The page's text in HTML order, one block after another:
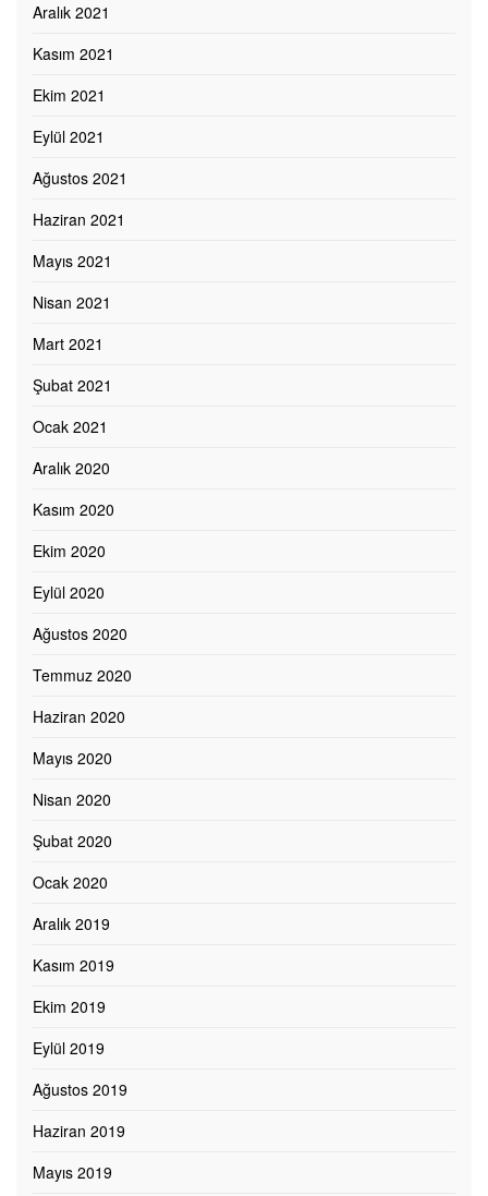
Aralık 2021
Kasım 2021
Ekim 2021
Eylül 2021
Ağustos 2021
Haziran 2021
Mayıs 2021
Nisan 2021
Mart 2021
Şubat 2021
Ocak 2021
Aralık 2020
Kasım 2020
Ekim 2020
Eylül 2020
Ağustos 2020
Temmuz 2020
Haziran 2020
Mayıs 2020
Nisan 2020
Şubat 2020
Ocak 2020
Aralık 2019
Kasım 2019
Ekim 2019
Eylül 2019
Ağustos 2019
Haziran 2019
Mayıs 2019